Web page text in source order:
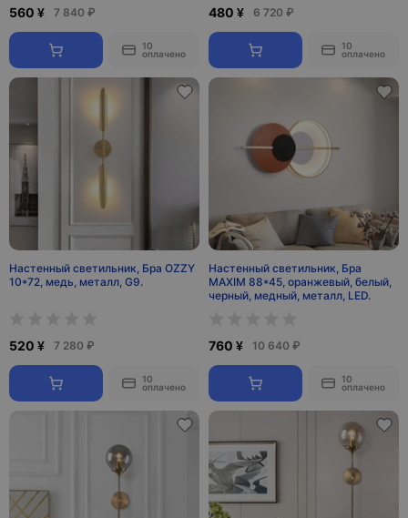
560 ¥ 7 840 ₽
10
оплачено
480 ¥ 6 720 ₽
10
оплачено
Настенный светильник, Бра OZZY
10*72, медь, металл, G9.
520 ¥ 7 280 ₽
10
оплачено
Настенный светильник, Бра
MAXIM 88*45, оранжевый, белый,
черный, медный, металл, LED.
760 ¥ 10 640 ₽
10
оплачено